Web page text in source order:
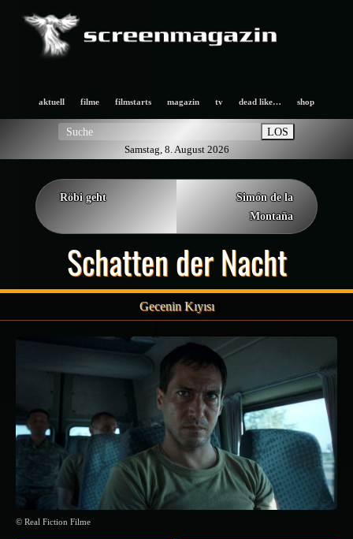
aktuell filme filmstarts magazin tv dead like… shop
LOS
Samstag, 8. August 2026
Röbi geht
Simón de la
Montaña
Schatten der Nacht
Gecenin Kıyısı
© Real Fiction Filme